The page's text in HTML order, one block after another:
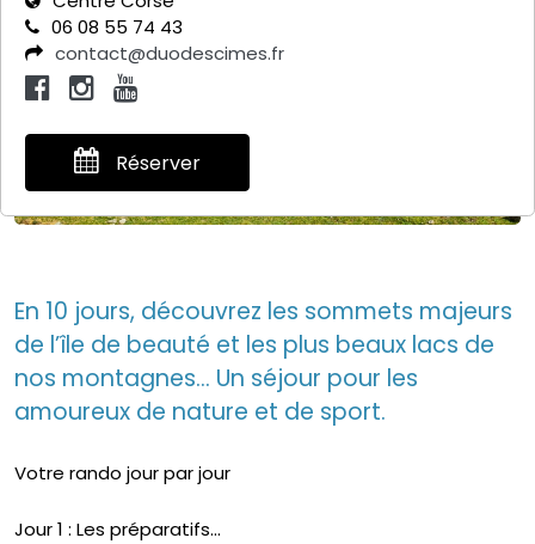
06 08 55 74 43
contact@duodescimes.fr
Réserver
En 10 jours, découvrez les sommets majeurs
de l’île de beauté et les plus beaux lacs de
nos montagnes… Un séjour pour les
amoureux de nature et de sport.
Votre rando jour par jour
Jour 1 : Les préparatifs...